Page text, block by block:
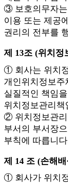
③ 보호의무자는
이용 또는 제공
권리의 전부를
제 13조 (위치정
① 회사는 위치
개인위치정보주
실질적인 책임
위치정보관리
② 위치정보관리
부서의 부서장
부칙에 따릅니
제 14 조 (손해
① 회사가 위치